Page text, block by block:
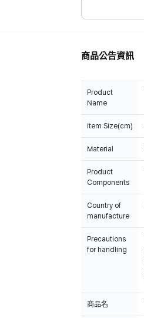
商品公告資訊
Product
Name
Item Size(cm)
Material
Product
Components
Country of
manufacture
Precautions
for handling
商品名